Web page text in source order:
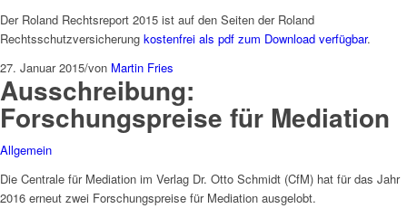
Der Roland Rechtsreport 2015 ist auf den Seiten der Roland
Rechtsschutzversicherung kostenfrei als pdf zum Download verfügbar.
27. Januar 2015/von Martin Fries
Ausschreibung:
Forschungspreise für Mediation
Allgemein
Die Centrale für Mediation im Verlag Dr. Otto Schmidt (CfM) hat für das Jahr
2016 erneut zwei Forschungspreise für Mediation ausgelobt.